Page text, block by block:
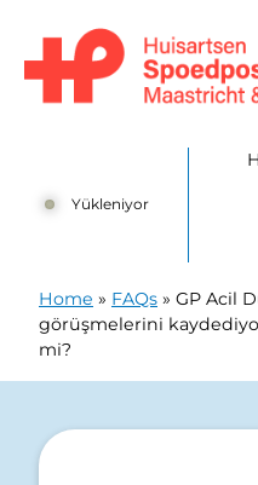
Yükleniyor
Home » FAQs » GP Acil
görüşmelerini
mi?